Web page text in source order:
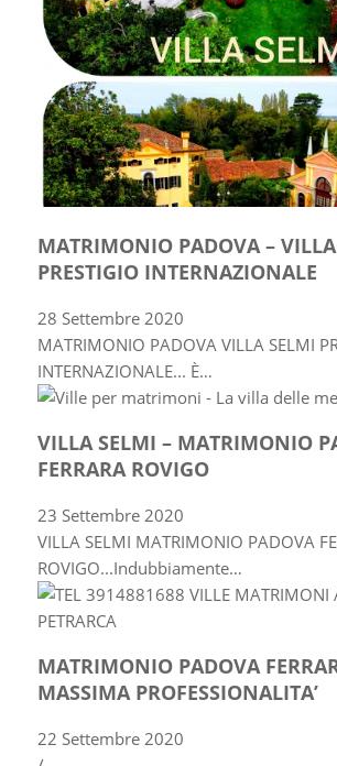
MATRIMONIO PADOVA –
PRESTIGIO INTERNAZIONALE
28 Settembre 2020
MATRIMONIO PADOVA VILLA SELMI
INTERNAZIONALE... È…
VILLA SELMI – MATRIMONIO
FERRARA ROVIGO
23 Settembre 2020
VILLA SELMI MATRIMONIO PADOVA
ROVIGO...Indubbiamente…
MATRIMONIO PADOVA
MASSIMA PROFESSIONALITA’
22 Settembre 2020